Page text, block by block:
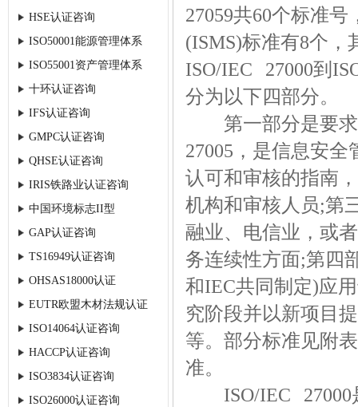
HSE认证咨询
ISO50001能源管理体系
ISO55001资产管理体系
十环认证咨询
IFS认证咨询
GMPC认证咨询
QHSE认证咨询
IRIS铁路业认证咨询
中国环境标志II型
GAP认证咨询
TS16949认证咨询
OHSAS18000认证
EUTR欧盟木材法规认证
ISO14064认证咨询
HACCP认证咨询
ISO3834认证咨询
ISO26000认证咨询
27059共60个标准
(ISMS)标准有8个
ISO/IEC 27000到
分为以下四部分。
第一部分是要求
27005，是信息安
认可和审核的指南
机构和审核人员;第
融业、电信业，或
务连续性方面;第四
和IEC共同制定)应
究阶段并以新项目
等。部分标准见附
准。
ISO/IEC 27000